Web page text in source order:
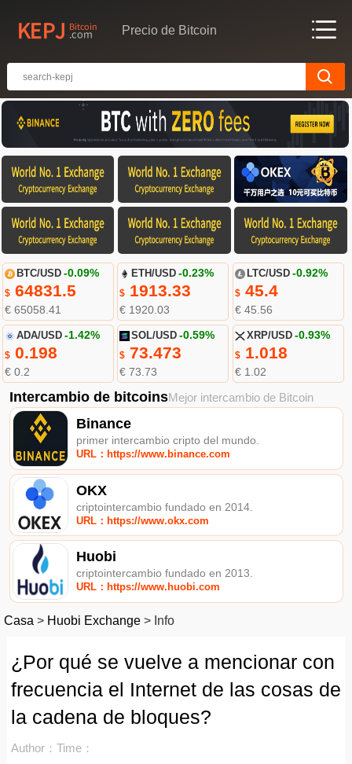
Precio de Bitcoin
BTC/USD -0.09%
$64831.5
€ 65058.41
ETH/USD -0.23%
$ 1913.33
€ 1920.03
LTC/USD -0.92%
$45.4
€ 45.56
ADA/USD -1.42%
$0.198
€ 0.2
SOL/USD -0.59%
$ 73.473
€ 73.73
XRP/USD -0.93%
$1.018
€ 1.02
Intercambio de bitcoinsMejor intercambio de Bitcoin
Binance
primer intercambio cripto del mundo.
URL：https://www.binance.com
OKX
criptointercambio fundado en 2014.
URL：https://www.okx.com
Huobi
criptointercambio fundado en 2013.
URL：https://www.huobi.com
Casa > Huobi Exchange > Info
¿Por qué se vuelve a mencionar con
frecuencia el Internet de las cosas de
la cadena de bloques?
Author： Time：